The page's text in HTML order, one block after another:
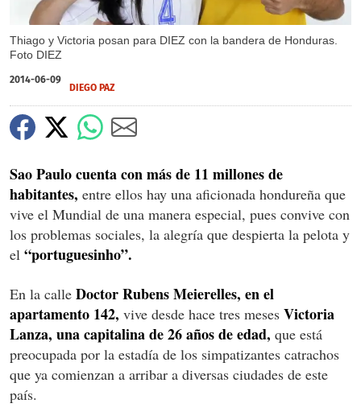
Thiago y Victoria posan para DIEZ con la bandera de Honduras.
Foto DIEZ
2014-06-09
DIEGO PAZ
Sao Paulo cuenta con más de 11 millones de
habitantes, entre ellos hay una aficionada hondureña que
vive el Mundial de una manera especial, pues convive con
los problemas sociales, la alegría que despierta la pelota y
el “portuguesinho”.
En la calle Doctor Rubens Meierelles, en el
apartamento 142, vive desde hace tres meses Victoria
Lanza, una capitalina de 26 años de edad, que está
preocupada por la estadía de los simpatizantes catrachos
que ya comienzan a arribar a diversas ciudades de este
país.